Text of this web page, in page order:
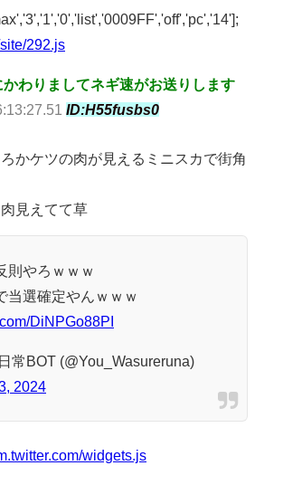
292.js
かわりましてネギ速がお送りします
ID:H55fusbs0
かケツの肉が見えるミニスカで街角
見えてて草
則やろｗｗｗ
当選確定やんｗｗｗ
DiNPGo88PI
常BOT (@You_Wasureruna)
2024
widgets.js